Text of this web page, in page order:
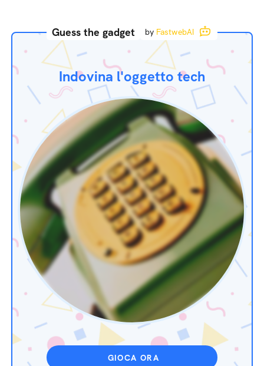
Guess the gadget by FastwebAI
Indovina l'oggetto tech
GIOCA ORA